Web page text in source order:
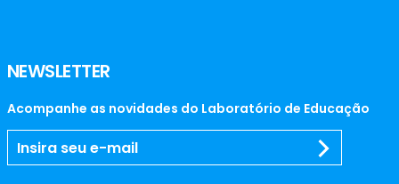
NEWSLETTER
Acompanhe as novidades do Laboratório de Educação